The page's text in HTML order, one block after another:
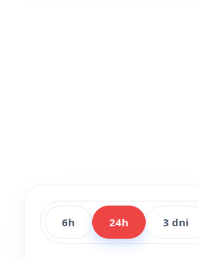
6h 24h 3 dni